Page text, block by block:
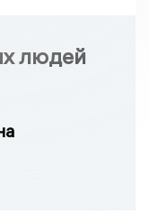
людей